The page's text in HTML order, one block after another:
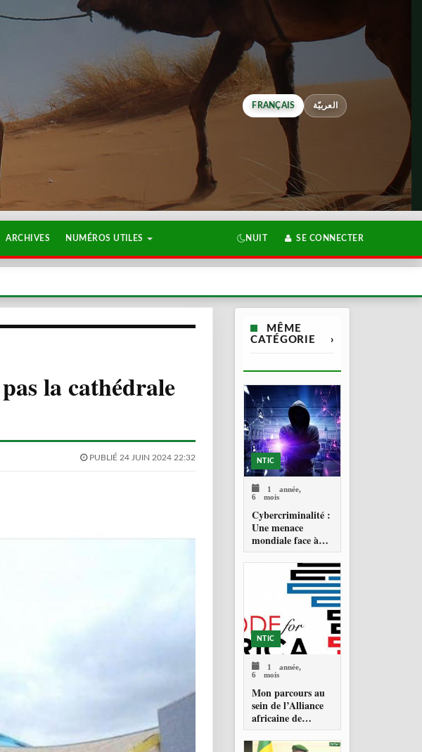
FRANÇAIS العربيّة
ARCHIVES NUMÉROS UTILES NUIT SE CONNECTER
la cathédrale
PUBLIÉ 24 JUIN 2024 22:32
MÊME
CATÉGORIE
›
NTIC
1 année,
6 mois
Cybercriminalité :
Une menace
mondiale face à
une riposte
historique de
NTIC
1 année,
6 mois
Mon parcours au
sein de l’Alliance
africaine de
vérification des
faits (AFCA)